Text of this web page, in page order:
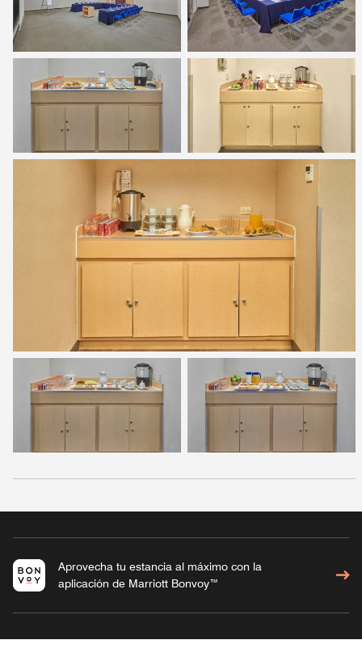
Aprovecha tu estancia al máximo con la
aplicación de Marriott Bonvoy™